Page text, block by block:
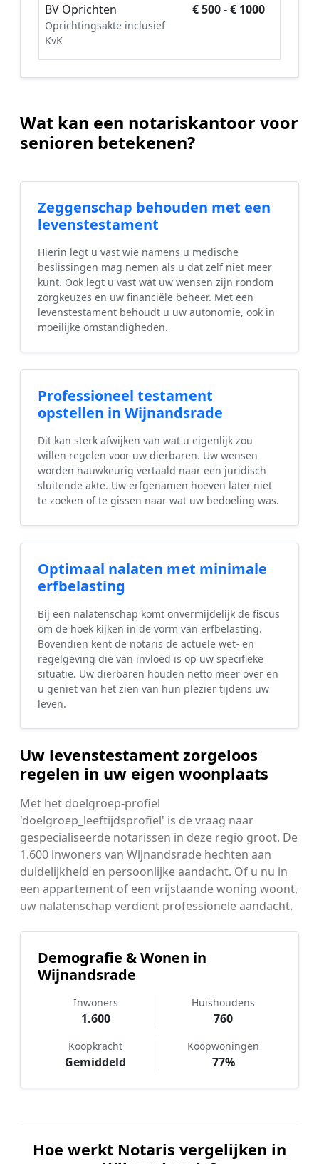
BV Oprichten
Oprichtingsakte inclusief
KvK
€ 500 - € 1000
Wat kan een notariskantoor voor
senioren betekenen?
Zeggenschap behouden met een
levenstestament
Hierin legt u vast wie namens u medische
beslissingen mag nemen als u dat zelf niet meer
kunt. Ook legt u vast wat uw wensen zijn rondom
zorgkeuzes en uw financiële beheer. Met een
levenstestament behoudt u uw autonomie, ook in
moeilijke omstandigheden.
Professioneel testament
opstellen in Wijnandsrade
Dit kan sterk afwijken van wat u eigenlijk zou
willen regelen voor uw dierbaren. Uw wensen
worden nauwkeurig vertaald naar een juridisch
sluitende akte. Uw erfgenamen hoeven later niet
te zoeken of te gissen naar wat uw bedoeling was.
Optimaal nalaten met minimale
erfbelasting
Bij een nalatenschap komt onvermijdelijk de fiscus
om de hoek kijken in de vorm van erfbelasting.
Bovendien kent de notaris de actuele wet- en
regelgeving die van invloed is op uw specifieke
situatie. Uw dierbaren houden netto meer over en
u geniet van het zien van hun plezier tijdens uw
leven.
Uw levenstestament zorgeloos
regelen in uw eigen woonplaats
Met het doelgroep-profiel
'doelgroep_leeftijdsprofiel' is de vraag naar
gespecialiseerde notarissen in deze regio groot. De
1.600 inwoners van Wijnandsrade hechten aan
duidelijkheid en persoonlijke aandacht. Of u nu in
een appartement of een vrijstaande woning woont,
uw nalatenschap verdient professionele aandacht.
Demografie & Wonen in
Wijnandsrade
Inwoners
1.600
Huishoudens
760
Koopkracht
Gemiddeld
Koopwoningen
77%
Hoe werkt Notaris vergelijken in